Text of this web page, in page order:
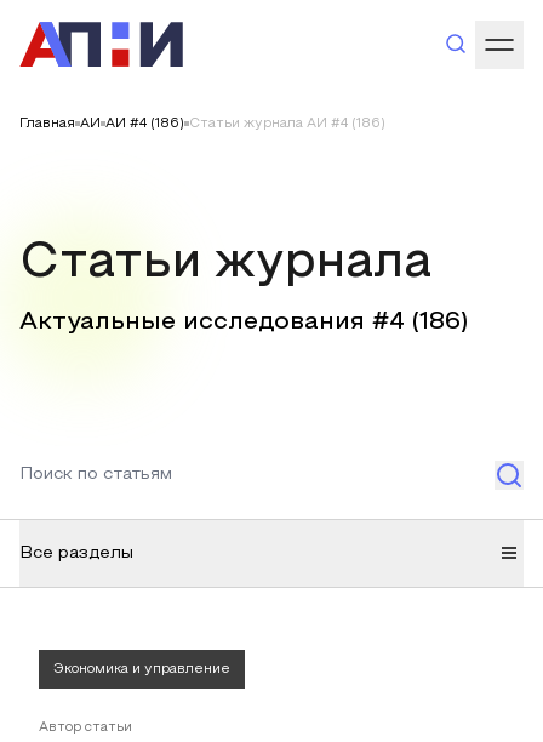
Главная АИ АИ #4 (186) Статьи журнала АИ #4 (186)
Статьи журнала
Актуальные исследования #4 (186)
Все разделы
Экономика и управление
Автор статьи